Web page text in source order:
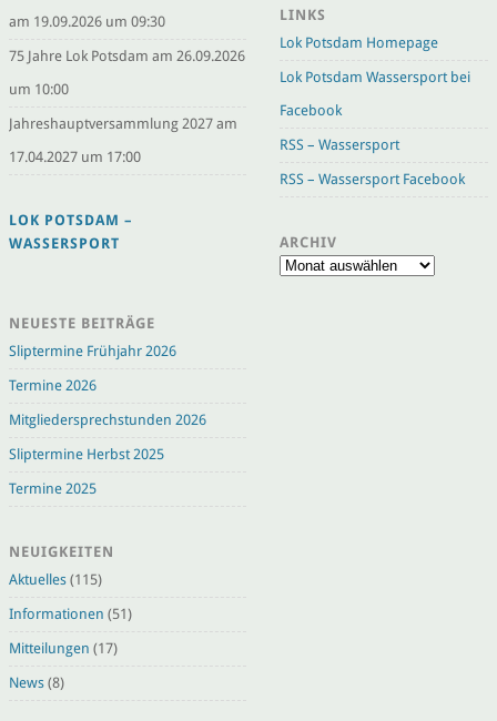
am 19.09.2026 um 09:30
75 Jahre Lok Potsdam am 26.09.2026
um 10:00
Jahreshauptversammlung 2027 am
17.04.2027 um 17:00
LOK POTSDAM –
WASSERSPORT
NEUESTE BEITRÄGE
Sliptermine Frühjahr 2026
Termine 2026
Mitgliedersprechstunden 2026
Sliptermine Herbst 2025
Termine 2025
NEUIGKEITEN
Aktuelles(115)
Informationen (51)
Mitteilungen (17)
News(8)
LINKS
Lok Potsdam Homepage
Lok Potsdam Wassersport bei
Facebook
RSS – Wassersport
RSS – Wassersport Facebook
ARCHIV
Archiv